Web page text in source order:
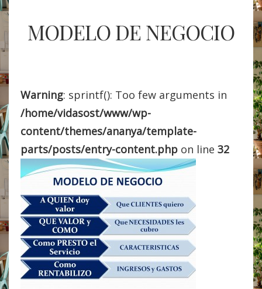
MODELO DE NEGOCIO
Warning: sprintf(): Too few arguments in
/home/vidasost/www/wp-
content/themes/ananya/template-
parts/posts/entry-content.php on line 32